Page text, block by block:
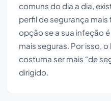
comuns do dia a dia,
perfil de segurança mais
opção se a sua infeção
mais seguras. Por isso,
costuma ser mais “de
dirigido.